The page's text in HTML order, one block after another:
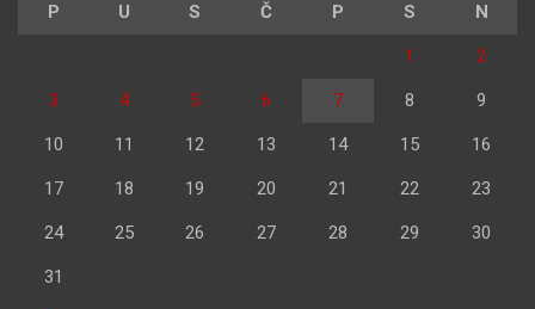
P U S Č P S N
1 2
3 4 5 6 7 8 9
10 11 12 13 14 15 16
17 18 19 20 21 22 23
24 25 26 27 28 29 30
31